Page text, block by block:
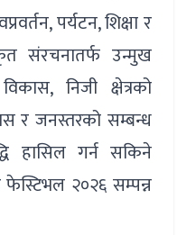
पर्यटन, शिक्षा र
संरचनातर्फ उन्मुख
निजी क्षेत्रको
र जनस्तरको सम्बन्ध
हासिल गर्न सकिने
फेस्टिभल २०२६ सम्पन्न